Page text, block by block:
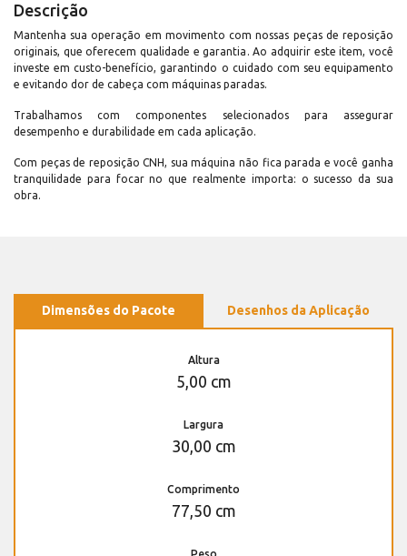
Descrição
Mantenha sua operação em movimento com nossas peças de reposição
originais, que oferecem qualidade e garantia. Ao adquirir este item, você
investe em custo-benefício, garantindo o cuidado com seu equipamento
e evitando dor de cabeça com máquinas paradas.
Trabalhamos com componentes selecionados para assegurar
desempenho e durabilidade em cada aplicação.
Com peças de reposição CNH, sua máquina não fica parada e você ganha
tranquilidade para focar no que realmente importa: o sucesso da sua
obra.
Dimensões do Pacote Desenhos da Aplicação
Altura
5,00 cm
Largura
30,00 cm
Comprimento
77,50 cm